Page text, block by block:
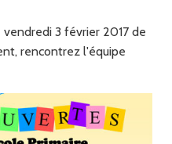
3 février 2017 de
rencontrez l'équipe